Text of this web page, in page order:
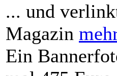
... und
Magazin
Ein